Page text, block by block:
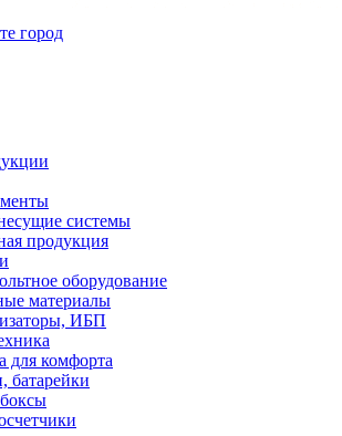
город
системы
продукция
оборудование
материалы
ИБП
для комфорта
батарейки